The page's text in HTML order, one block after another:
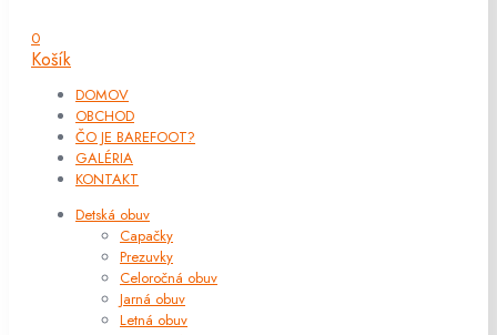
0
Košík
DOMOV
OBCHOD
ČO JE BAREFOOT?
GALÉRIA
KONTAKT
Detská obuv
Capačky
Prezuvky
Celoročná obuv
Jarná obuv
Letná obuv